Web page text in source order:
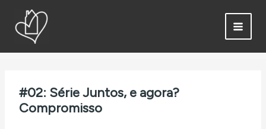
para
conteúdo
#02: Série Juntos, e agora?
Compromisso